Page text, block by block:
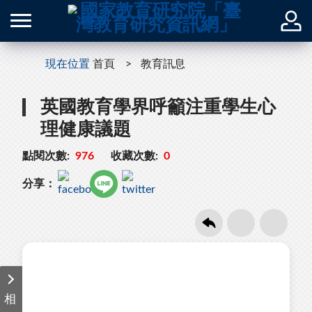
現在位置 首頁 教育訊息
英國教育學界呼籲注重學生心
理健康議題
點閱次數: 976 收藏次數: 0
分享：
相